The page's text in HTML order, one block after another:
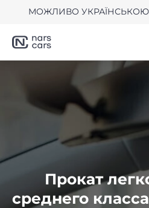
МОЖЛИВО
Прокат
среднего